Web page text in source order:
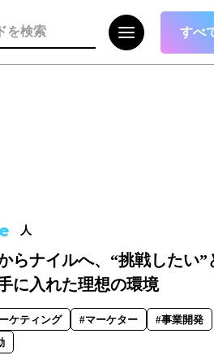
すべ
2023.08.01
人
らナイルへ、“挑戦したい”
に入れた理想の環境
ケティング #マーケター
#事業開発